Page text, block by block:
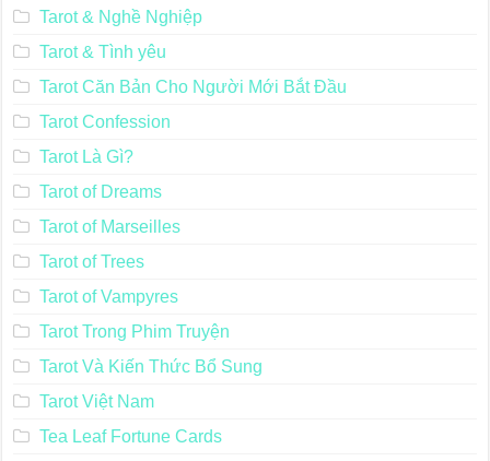
Tarot & Nghề Nghiệp
Tarot & Tình yêu
Tarot Căn Bản Cho Người Mới Bắt Đầu
Tarot Confession
Tarot Là Gì?
Tarot of Dreams
Tarot of Marseilles
Tarot of Trees
Tarot of Vampyres
Tarot Trong Phim Truyện
Tarot Và Kiến Thức Bổ Sung
Tarot Việt Nam
Tea Leaf Fortune Cards